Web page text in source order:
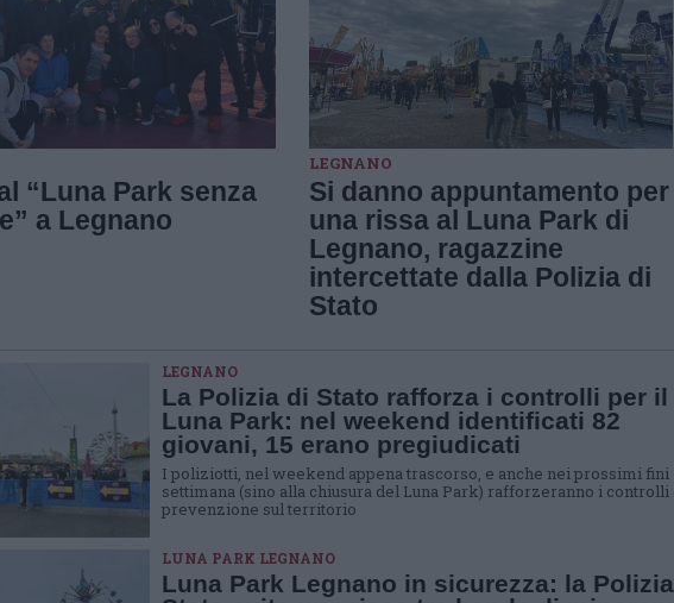
“Luna Park senza
a Legnano
LEGNANO
Si danno appuntamento per
una rissa al Luna Park di
Legnano, ragazzine
intercettate dalla Polizia di
Stato
LEGNANO
La Polizia di Stato rafforza i controlli per il
Luna Park: nel weekend identificati 82
giovani, 15 erano pregiudicati
I poliziotti, nel weekend appena trascorso, e anche nei prossimi fini
settimana (sino alla chiusura del Luna Park) rafforzeranno i controlli
prevenzione sul territorio
LUNA PARK LEGNANO
Luna Park Legnano in sicurezza: la